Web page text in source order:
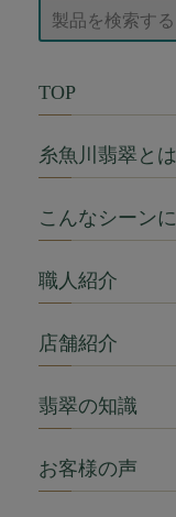
TOP
糸魚川翡翠とは
こんなシーンに
職人紹介
店舗紹介
翡翠の知識
お客様の声